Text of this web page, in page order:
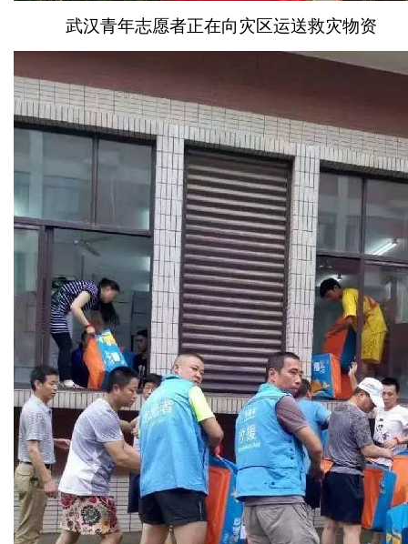
武汉青年志愿者正在向灾区运送救灾物资